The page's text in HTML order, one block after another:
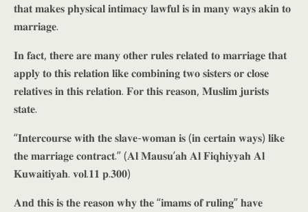
𝐭𝐡𝐚𝐭 𝐦𝐚𝐤𝐞𝐬 𝐩𝐡𝐲𝐬𝐢𝐜𝐚𝐥 𝐢𝐧𝐭𝐢𝐦𝐚𝐜𝐲 𝐥𝐚𝐰𝐟𝐮𝐥 𝐢𝐬 𝐢𝐧 𝐦𝐚𝐧𝐲 𝐰𝐚𝐲𝐬 𝐚𝐤𝐢𝐧 𝐭𝐨
𝐦𝐚𝐫𝐫𝐢𝐚𝐠𝐞.
𝐈𝐧 𝐟𝐚𝐜𝐭, 𝐭𝐡𝐞𝐫𝐞 𝐚𝐫𝐞 𝐦𝐚𝐧𝐲 𝐨𝐭𝐡𝐞𝐫 𝐫𝐮𝐥𝐞𝐬 𝐫𝐞𝐥𝐚𝐭𝐞𝐝 𝐭𝐨 𝐦𝐚𝐫𝐫𝐢𝐚𝐠𝐞 𝐭𝐡𝐚𝐭
𝐚𝐩𝐩𝐥𝐲 𝐭𝐨 𝐭𝐡𝐢𝐬 𝐫𝐞𝐥𝐚𝐭𝐢𝐨𝐧 𝐥𝐢𝐤𝐞 𝐜𝐨𝐦𝐛𝐢𝐧𝐢𝐧𝐠 𝐭𝐰𝐨 𝐬𝐢𝐬𝐭𝐞𝐫𝐬 𝐨𝐫 𝐜𝐥𝐨𝐬𝐞
𝐫𝐞𝐥𝐚𝐭𝐢𝐯𝐞𝐬 𝐢𝐧 𝐭𝐡𝐢𝐬 𝐫𝐞𝐥𝐚𝐭𝐢𝐨𝐧. 𝐅𝐨𝐫 𝐭𝐡𝐢𝐬 𝐫𝐞𝐚𝐬𝐨𝐧, 𝐌𝐮𝐬𝐥𝐢𝐦 𝐣𝐮𝐫𝐢𝐬𝐭𝐬
𝐬𝐭𝐚𝐭𝐞.
“𝐈𝐧𝐭𝐞𝐫𝐜𝐨𝐮𝐫𝐬𝐞 𝐰𝐢𝐭𝐡 𝐭𝐡𝐞 𝐬𝐥𝐚𝐯𝐞-𝐰𝐨𝐦𝐚𝐧 𝐢𝐬 (𝐢𝐧 𝐜𝐞𝐫𝐭𝐚𝐢𝐧 𝐰𝐚𝐲𝐬) 𝐥𝐢𝐤𝐞
𝐭𝐡𝐞 𝐦𝐚𝐫𝐫𝐢𝐚𝐠𝐞 𝐜𝐨𝐧𝐭𝐫𝐚𝐜𝐭.” (𝐀𝐥 𝐌𝐚𝐮𝐬𝐮’𝐚𝐡 𝐀𝐥 𝐅𝐢𝐪𝐡𝐢𝐲𝐲𝐚𝐡 𝐀𝐥
𝐊𝐮𝐰𝐚𝐢𝐭𝐢𝐲𝐚𝐡. 𝐯𝐨𝐥.𝟏𝟏 𝐩.𝟑𝟎𝟎)
𝐀𝐧𝐝 𝐭𝐡𝐢𝐬 𝐢𝐬 𝐭𝐡𝐞 𝐫𝐞𝐚𝐬𝐨𝐧 𝐰𝐡𝐲 𝐭𝐡𝐞 “𝐢𝐦𝐚𝐦𝐬 𝐨𝐟 𝐫𝐮𝐥𝐢𝐧𝐠” 𝐡𝐚𝐯𝐞